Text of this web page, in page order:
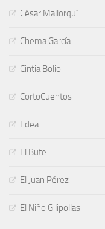
César Mallorquí
Chema García
Cintia Bolio
CortoCuentos
Edea
El Bute
El Juan Pérez
El Niño Gilipollas